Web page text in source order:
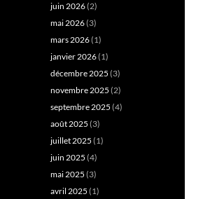
juin 2026(2)
mai 2026(3)
mars 2026(1)
janvier 2026(1)
décembre 2025 (3)
novembre 2025 (2)
septembre 2025 (4)
août 2025 (3)
juillet 2025 (1)
juin 2025 (4)
mai 2025 (3)
avril 2025 (1)